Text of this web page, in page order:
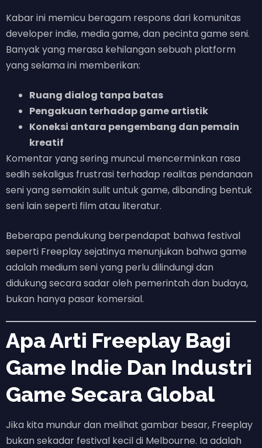
Kabar ini memicu beragam respons dari komunitas
developer indie, media game, dan pecinta game seni.
Banyak yang merasa kehilangan sebuah platform
yang selama ini memberikan:
Ruang dialog tanpa batas
Pengakuan terhadap game artistik
Koneksi antara pengembang dan pemain
kreatif
Komentar yang sering muncul mencerminkan rasa
sedih sekaligus frustrasi terhadap realitas pendanaan
seni yang semakin sulit untuk game, dibanding bentuk
seni lain seperti film atau literatur.
Beberapa pendukung berpendapat bahwa festival
seperti Freeplay sejatinya menunjukan bahwa game
adalah medium seni yang perlu dilindungi dan
didukung secara sadar oleh pemerintah dan budaya,
bukan hanya pasar komersial.
Apa Arti Freeplay Bagi
Game Indie Dan Industri
Game Secara Global
Jika kita mundur dan melihat gambar besar, Freeplay
bukan sekadar festival kecil di Melbourne. Ia adalah